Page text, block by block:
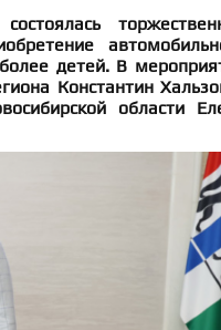
детей. В
Константин
области